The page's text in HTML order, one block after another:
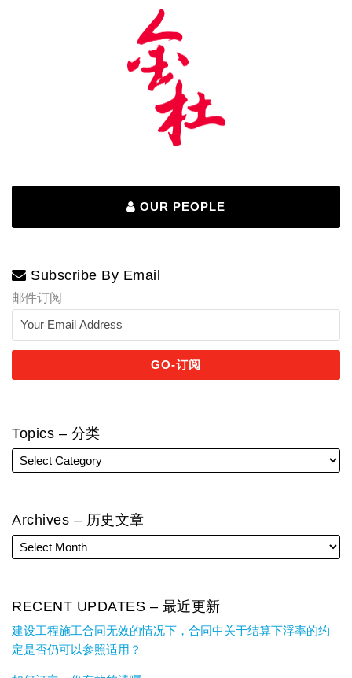
OUR PEOPLE
Subscribe By Email
邮件订阅
Topics – 分类
Archives – 历史文章
RECENT UPDATES – 最近更新
建设工程施工合同无效的情况下，合同中关于结算下浮率的约
定是否仍可以参照适用？